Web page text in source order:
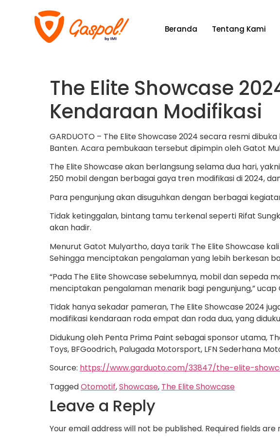
Beranda Tentang Kami
The Elite Showcase
Kendaraan Modifikasi
GARDUOTO – The Elite Showcase 2024 secara resmi
Banten. Acara pembukaan tersebut dipimpin oleh Gatot
The Elite Showcase akan berlangsung selama dua hari,
250 mobil dengan berbagai gaya tren modifikasi di 2024,
Para pengunjung akan disuguhkan dengan berbagai
Tidak ketinggalan, bintang tamu terkenal seperti Rifat
akan hadir.
Menurut Gatot Mulyartho, daya tarik The Elite Showcase
Sehingga menciptakan pengalaman yang lebih berkesan
“Pada The Elite Showcase sebelumnya, mobil dan sepeda
menciptakan pengalaman menarik bagi pengunjung,”
Tidak hanya sekadar pameran, The Elite Showcase 2024
modifikasi kendaraan roda empat dan roda dua, yang
Didukung oleh Penta Prima Paint sebagai sponsor utama,
Toys, BFGoodrich, Palugada Motorsport, LFN Sederhana
Source: https://www.garduoto.com/33847/the-elite-
TaggedOtomotif,Showcase, The Elite Showcase
Leave a Reply
Your email address will not be published. Required fields are